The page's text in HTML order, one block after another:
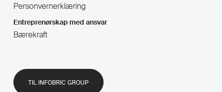
Personvernerklæring
Entreprenørskap med ansvar
Bærekraft
TIL INFOBRIC GROUP